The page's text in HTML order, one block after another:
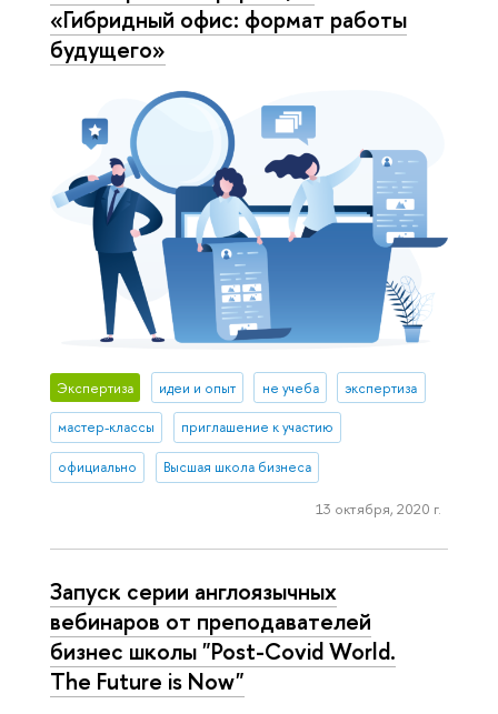
«Гибридный офис: формат работы
будущего»
Экспертиза идеи и опыт не учеба экспертиза
мастер-классы приглашение к участию
официально Высшая школа бизнеса
13 октября, 2020 г.
Запуск серии англоязычных
вебинаров от преподавателей
бизнес школы "Post-Covid World.
The Future is Now"